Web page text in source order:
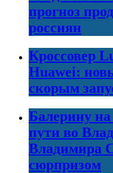
прогноз
россиян
Кроссовер
Huawei:
скорым
Балерину
пути во
Владимира
сюрпризом